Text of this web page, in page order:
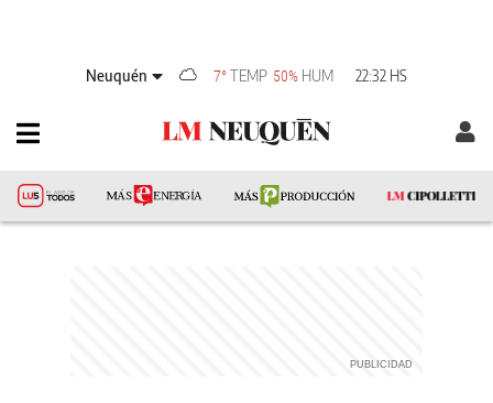
Neuquén 7°TEMP 50% HUM 22:32 HS